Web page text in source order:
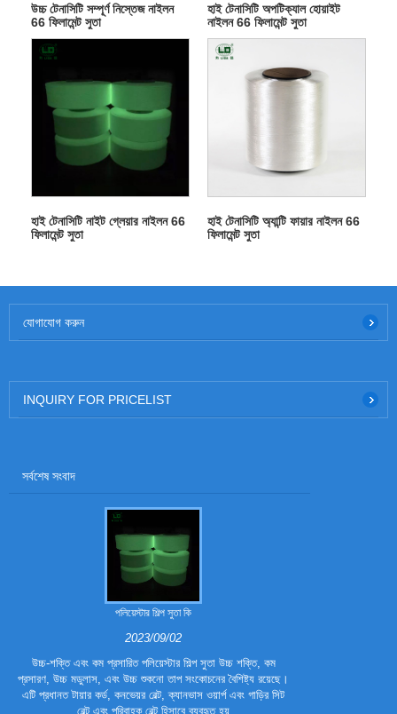
উচ্চ টেনাসিটি সম্পূর্ণ নিস্তেজ নাইলন
66 ফিলামেন্ট সুতা
হাই টেনাসিটি অপটিক্যাল হোয়াইট
নাইলন 66 ফিলামেন্ট সুতা
হাই টেনাসিটি নাইট গ্লেয়ার নাইলন 66
ফিলামেন্ট সুতা
হাই টেনাসিটি অ্যান্টি ফায়ার নাইলন 66
ফিলামেন্ট সুতা
যোগাযোগ করুন
INQUIRY FOR PRICELIST
সর্বশেষ সংবাদ
পলিয়েস্টার শিল্প সুতা কি
2023/09/02
উচ্চ-শক্তি এবং কম প্রসারিত পলিয়েস্টার শিল্প সুতা উচ্চ শক্তি, কম
প্রসারণ, উচ্চ মডুলাস, এবং উচ্চ শুকনো তাপ সংকোচনের বৈশিষ্ট্য রয়েছে।
এটি প্রধানত টায়ার কর্ড, কনভেয়র বেল্ট, ক্যানভাস ওয়ার্প এবং গাড়ির সিট
বেল্ট এবং পরিবাহক বেল্ট হিসাবে ব্যবহৃত হয়